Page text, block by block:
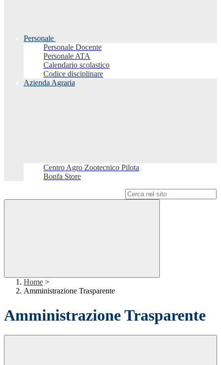
Personale
Personale Docente
Personale ATA
Calendario scolastico
Codice disciplinare
Azienda Agraria
Centro Agro Zootecnico Pilota
Bonfa Store
Home >
Amministrazione Trasparente
Amministrazione Trasparente